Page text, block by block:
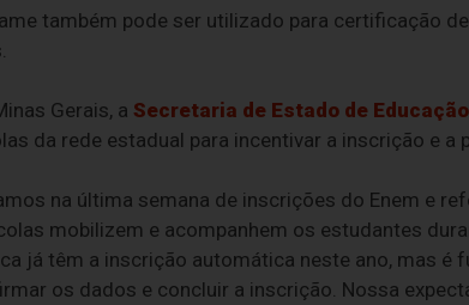
também pode ser utilizado para certificação
Gerais, a Secretaria de Estado de
da rede estadual para incentivar a inscrição e a
na última semana de inscrições do Enem e
mobilizem e acompanhem os estudantes
já têm a inscrição automática neste ano, mas é
os dados e concluir a inscrição. Nossa